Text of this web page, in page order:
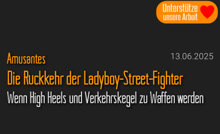
13.06.2025
Amüsantes
Die Rückkehr der Ladyboy-Street-Fighter
Wenn High Heels und Verkehrskegel zu Waffen werden